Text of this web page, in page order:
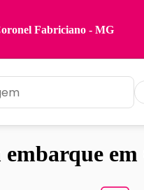
Fabriciano - MG
embarque